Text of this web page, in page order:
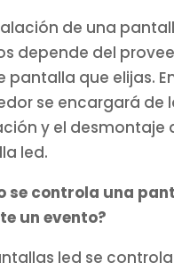
de una
depende del
pantalla que elijas.
se encargará de
y el desmontaje
led.
se controla una
un evento?
led se